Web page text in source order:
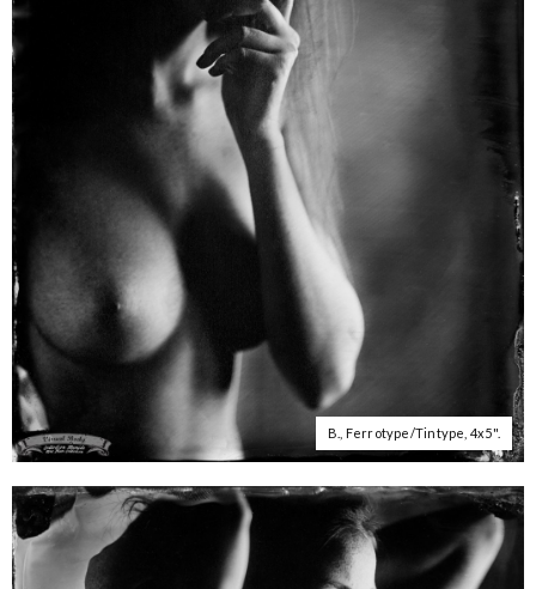
B., Ferrotype/Tintype, 4x5".